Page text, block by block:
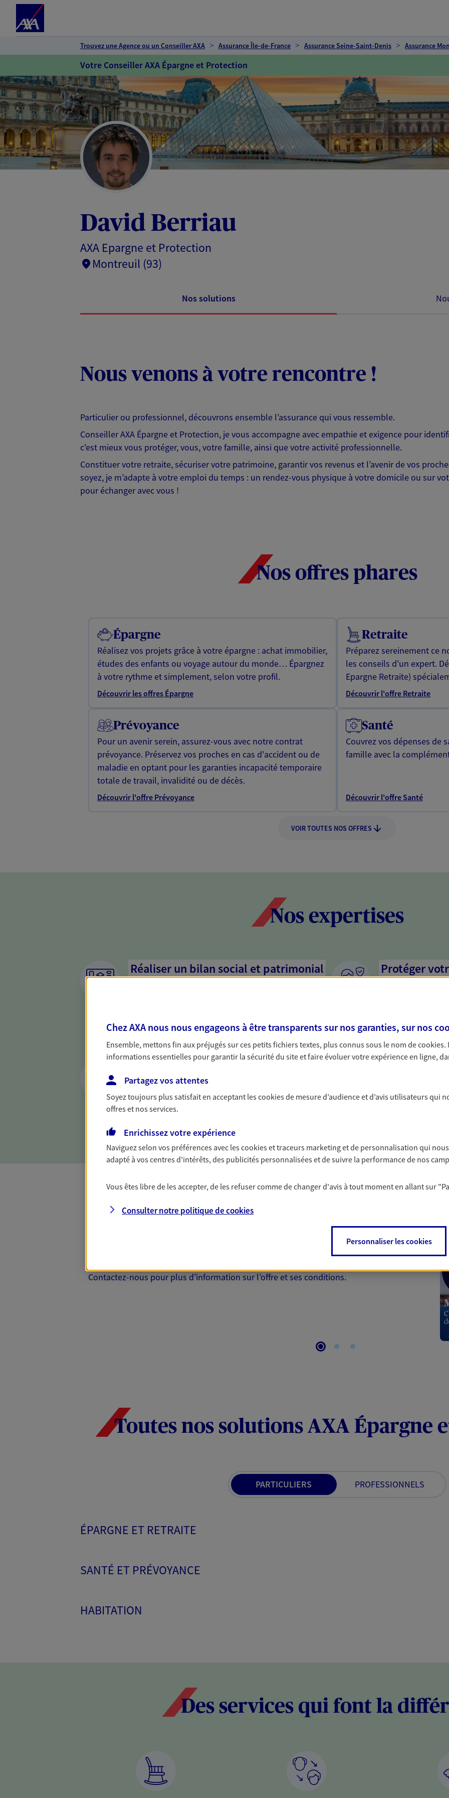
Trouvez une Agence ou un Conseiller AXA Assurance Île-de-France Assurance Seine-Saint-Denis Assurance
Votre Conseiller AXA Épargne et Protection
David Berriau
AXA Epargne et Protection
Montreuil (93)
Nos solutions
Nous venons à votre rencontre !
Particulier ou professionnel, découvrons ensemble l’assurance qui vous ressemble.
Conseiller AXA Épargne et Protection, je vous accompagne avec empathie et exigence pour
c'est mieux vous protéger, vous, votre famille, ainsi que votre activité professionnelle.
Constituer votre retraite, sécuriser votre patrimoine, garantir vos revenus et l’avenir de vos
soyez, je m’adapte à votre emploi du temps : un rendez-vous physique à votre domicile ou sur
pour échanger avec vous !
Nos offres phares
Épargne
Réalisez vos projets grâce à votre épargne : achat immobilier,
études des enfants ou voyage autour du monde… Épargnez
à votre rythme et simplement, selon votre profil.
Découvrir les offres Épargne
Retraite
Préparez sereinement ce
les conseils d'un expert.
Epargne Retraite)
Découvrir l'offre Retraite
Prévoyance
Pour un avenir serein, assurez-vous avec notre contrat
prévoyance. Préservez vos proches en cas d'accident ou de
maladie en optant pour les garanties incapacité temporaire
totale de travail, invalidité ou de décès.
Découvrir l'offre Prévoyance
Santé
Couvrez vos dépenses de
famille avec la
Découvrir l'offre Santé
VOIR TOUTES NOS OFFRES
Nos expertises
Réaliser un bilan social et patrimonial
dresser un bilan complet de votre situation. Une analyse
solide pour vous formuler des conseils cohérents avec vos
besoins.
Protéger
Nous sommes à
activité, mais aussi
interlocuteur pour
Vous protéger et protéger vos proches
face aux aléas de la vie
Avec nos solutions de prévoyance, sécurisez vos ressources
et protégez vos proches en cas d'accident, d'invalidité,
Vous aider
fructifier votre
Complémentaire Santé
Et si préserver votre budget, c’était aussi prendre soin de votre santé ? Avec le contrat Ma
Contactez-nous pour plus d’information sur l’offre et ses conditions.
Toutes nos solutions AXA Épargne
PARTICULIERS PROFESSIONNELS
ÉPARGNE ET RETRAITE
SANTÉ ET PRÉVOYANCE
HABITATION
Des services qui font la
Chez AXA nous nous engageons à être transparents sur nos garanties, sur nos
Ensemble, mettons fin aux préjugés sur ces petits fichiers textes, plus connus sous le nom decookies.
informations essentielles pour garantir la sécurité du site et faire évoluer votre expérience en ligne,
Partagez vos attentes
Soyez toujours plus satisfait en acceptant lescookiesde mesure d’audience et d’avis utilisateurs qui
offres et nos services.
Enrichissez votre expérience
Naviguez selon vos préférences avec lescookies et traceurs marketing et de personnalisation qui
adapté à vos centres d'intérêts, des publicités personnalisées et de suivre la performance de nos
Vous êtes libre de les accepter, de les refuser comme de changer d'avis à tout moment en allant sur
Consulter notre politique decookies
Personnaliser les cookies